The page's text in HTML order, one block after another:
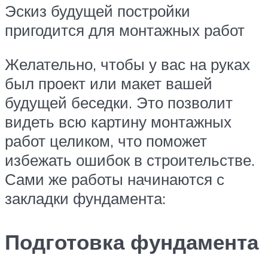
Эскиз будущей постройки
пригодится для монтажных работ
Желательно, чтобы у вас на руках
был проект или макет вашей
будущей беседки. Это позволит
видеть всю картину монтажных
работ целиком, что поможет
избежать ошибок в строительстве.
Сами же работы начинаются с
закладки фундамента:
Подготовка фундамента